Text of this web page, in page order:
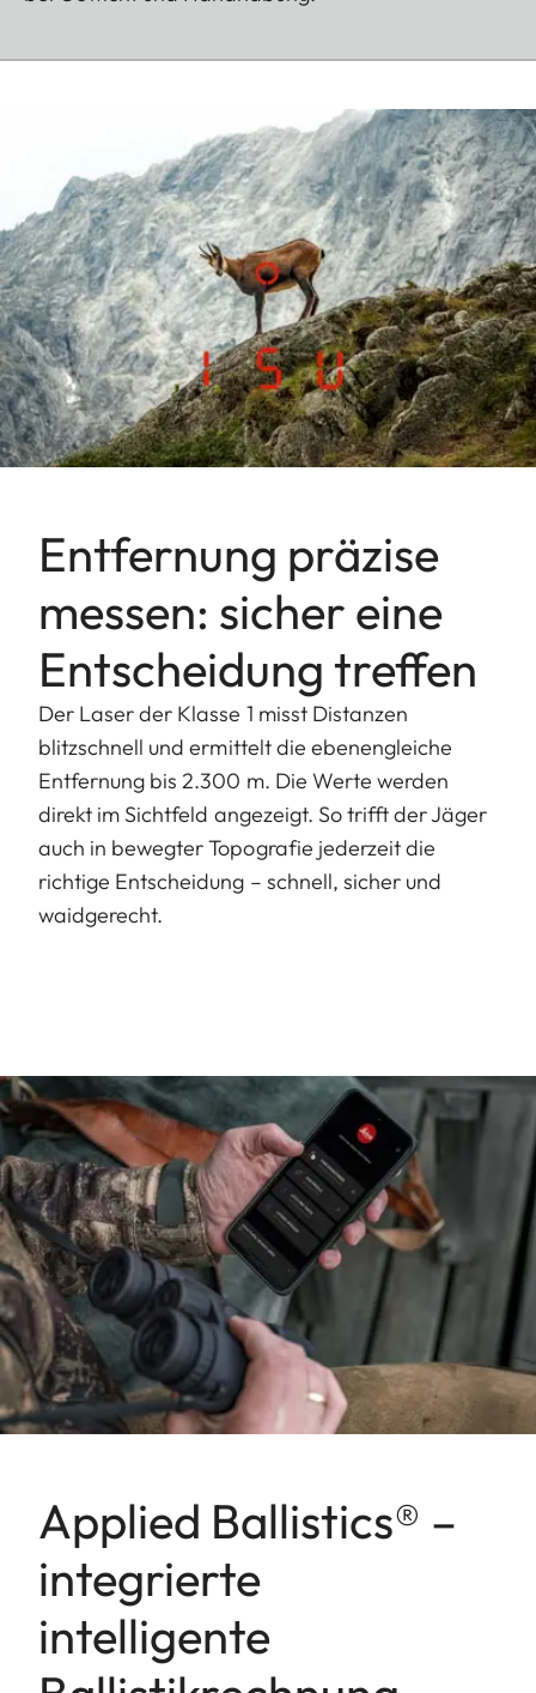
Entfernung präzise
messen: sicher eine
Entscheidung treffen
Der Laser der Klasse 1 misst Distanzen
blitzschnell und ermittelt die ebenengleiche
Entfernung bis 2.300 m. Die Werte werden
direkt im Sichtfeld angezeigt. So trifft der Jäger
auch in bewegter Topografie jederzeit die
richtige Entscheidung – schnell, sicher und
waidgerecht.
Applied Ballistics® –
integrierte
intelligente